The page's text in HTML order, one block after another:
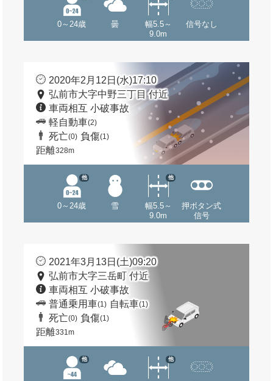
0～24歳 曇
幅5.5～
9.0m
信号なし
2020年2月12日(水)17:10
弘前市大字中野三丁目 付近
車両相互 小破事故
軽自動車(2)
死亡(0) 負傷(1)
距離328m
0～24歳
他
雪
幅5.5～
9.0m
他
押ボタン式
信号
2021年3月13日(土)09:20
弘前市大字三岳町 付近
車両相互 小破事故
普通乗用車(1) 自転車(1)
死亡(0) 負傷(1)
距離331m
他 他